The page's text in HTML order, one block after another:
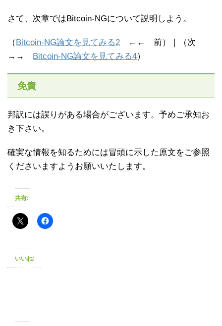
さて、次章ではBitcoin-NGについて説明しよう。
（Bitcoin-NG論文を見てみる2 ←← 前）｜（次
→→ Bitcoin-NG論文を見てみる4）
免責
邦訳には誤りがある場合がございます。予めご承知お
き下さい。
確実な情報を知るためには冒頭に示した原文をご参照
くださいますようお願いいたします。
共有:
いいね: